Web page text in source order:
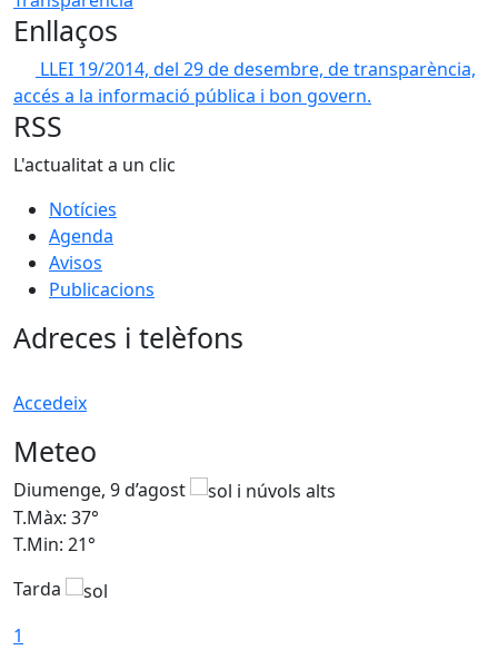
Enllaços
LLEI 19/2014, del 29 de desembre, de transparència,
accés a la informació pública i bon govern.
RSS
L'actualitat a un clic
Notícies
Agenda
Avisos
Publicacions
Adreces i telèfons
Accedeix
Meteo
Diumenge, 9 d’agost
T.Màx: 37°
T.Min: 21°
Tarda
1